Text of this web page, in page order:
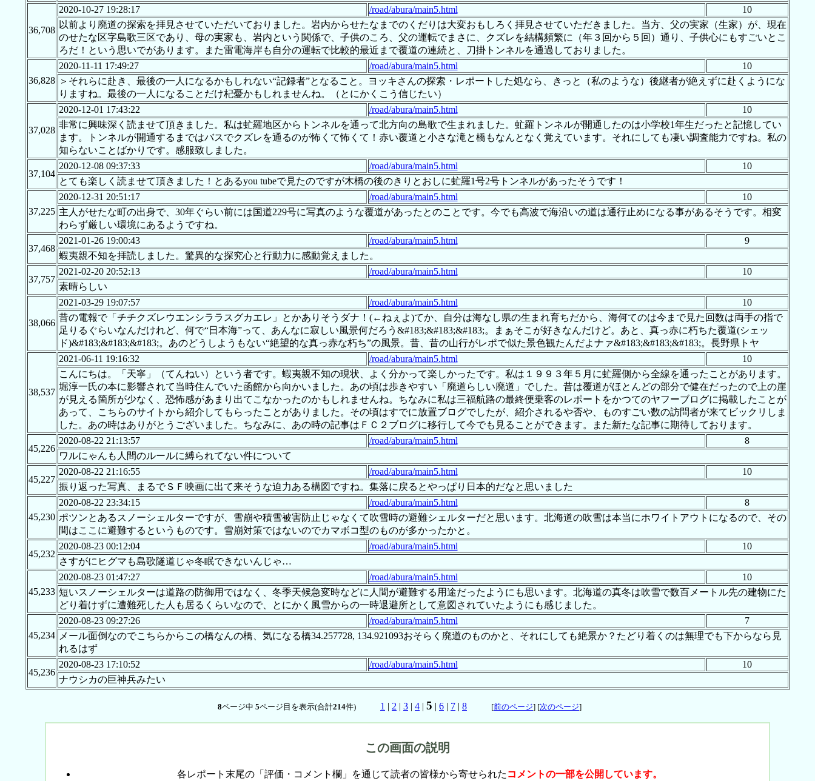
36,708
2020-10-27 19:28:17 /road/abura/main5.html
10
以前より廃道の探索を拝見させていただいておりました。岩内からせたなまでのくだりは大変おもしろく拝見させていただきました。当方、父の実家（生家）が、現在
のせたな区字島歌三区であり、母の実家も、岩内という関係で、子供のころ、父の運転でまさに、クズレを結構頻繁に（年３回から５回）通り、子供心にもすごいとこ
ろだ！という思いでがあります。また雷電海岸も自分の運転で比較的最近まで覆道の連続と、刀掛トンネルを通過しておりました。
36,828
2020-11-11 17:49:27 /road/abura/main5.html
10
＞それらに赴き、最後の一人になるかもしれない“記録者”となること。ヨッキさんの探索・レポートした処なら、きっと（私のような）後継者が絶えずに赴くようにな
りますね。最後の一人になることだけ杞憂かもしれませんね。（とにかくこう信じたい）
37,028
2020-12-01 17:43:22 /road/abura/main5.html
10
非常に興味深く読ませて頂きました。私は虻羅地区からトンネルを通って北方向の島歌で生まれました。虻羅トンネルが開通したのは小学校1年生だったと記憶してい
ます。トンネルが開通するまではバスでクズレを通るのが怖くて怖くて！赤い覆道と小さな滝と橋もなんとなく覚えています。それにしても凄い調査能力ですね。私の
知らないことばかりです。感服致しました。
37,104
2020-12-08 09:37:33 /road/abura/main5.html
10
とても楽しく読ませて頂きました！とあるyou tubeで見たのですが木橋の後のきりとおしに虻羅1号2号トンネルがあったそうです！
37,225
2020-12-31 20:51:17 /road/abura/main5.html
10
主人がせたな町の出身で、30年ぐらい前には国道229号に写真のような覆道があったとのことです。今でも高波で海沿いの道は通行止めになる事があるそうです。相変
わらず厳しい環境にあるようですね。
37,468
2021-01-26 19:00:43 /road/abura/main5.html
9
蝦夷親不知を拝読しました。驚異的な探究心と行動力に感動覚えました。
37,757
2021-02-20 20:52:13 /road/abura/main5.html
10
素晴らしい
38,066
2021-03-29 19:07:57 /road/abura/main5.html
10
昔の電報で「チチクズレウエンシララスグカエレ」とかありそうダナ！(←ねぇよ)てか、自分は海なし県の生まれ育ちだから、海何てのは今まで見た回数は両手の指で
足りるぐらいなんだけれど、何で“日本海”って、あんなに寂しい風景何だろう&#183;&#183;&#183;。まぁそこが好きなんだけど。あと、真っ赤に朽ちた覆道(シェッ
ド)&#183;&#183;&#183;。あのどうしようもない“絶望的な真っ赤な朽ち”の風景。昔、昔の山行がレポで似た景色観たんだよナァ&#183;&#183;&#183;。長野県トヤ
38,537
2021-06-11 19:16:32 /road/abura/main5.html
10
こんにちは。「天寧」（てんねい）という者です。蝦夷親不知の現状、よく分かって楽しかったです。私は１９９３年５月に虻羅側から全線を通ったことがあります。
堀淳一氏の本に影響されて当時住んでいた函館から向かいました。あの頃は歩きやすい「廃道らしい廃道」でした。昔は覆道がほとんどの部分で健在だったので上の崖
が見える箇所が少なく、恐怖感があまり出てこなかったのかもしれませんね。ちなみに私は三福航路の最終便乗客のレポートをかつてのヤフーブログに掲載したことが
あって、こちらのサイトから紹介してもらったことがありました。その頃はすでに放置ブログでしたが、紹介されるや否や、ものすごい数の訪問者が来てビックリしま
した。あの時はありがとうございました。ちなみに、あの時の記事はＦＣ２ブログに移行して今でも見ることができます。また新たな記事に期待しております。
45,226
2020-08-22 21:13:57 /road/abura/main5.html
8
ワルにゃんも人間のルールに縛られてない件について
45,227
2020-08-22 21:16:55 /road/abura/main5.html
10
振り返った写真、まるでＳＦ映画に出て来そうな迫力ある構図ですね。集落に戻るとやっぱり日本的だなと思いました
45,230
2020-08-22 23:34:15 /road/abura/main5.html
8
ポツンとあるスノーシェルターですが、雪崩や積雪被害防止じゃなくて吹雪時の避難シェルターだと思います。北海道の吹雪は本当にホワイトアウトになるので、その
間はここに避難するというものです。雪崩対策ではないのでカマボコ型のものが多かったかと。
45,232
2020-08-23 00:12:04 /road/abura/main5.html
10
さすがにヒグマも島歌隧道じゃ冬眠できないんじゃ…
45,233
2020-08-23 01:47:27 /road/abura/main5.html
10
短いスノーシェルターは道路の防御用ではなく、冬季天候急変時などに人間が避難する用途だったようにも思います。北海道の真冬は吹雪で数百メートル先の建物にた
どり着けずに遭難死した人も居るくらいなので、とにかく風雪からの一時退避所として意図されていたようにも感じました。
45,234
2020-08-23 09:27:26 /road/abura/main5.html
7
メール面倒なのでこちらからこの橋なんの橋、気になる橋34.257728, 134.921093おそらく廃道のものかと、それにしても絶景か？たどり着くのは無理でも下からなら見
れるはず
45,236
2020-08-23 17:10:52 /road/abura/main5.html
10
ナウシカの巨神兵みたい
8ページ中 5ページ目を表示(合計214件) 1 | 2 | 3 | 4 | 5 | 6 | 7 | 8 [前のページ] [次のページ]
この画面の説明
各レポート末尾の「評価・コメント欄」を通じて読者の皆様から寄せられた コメントの一部を公開しています。